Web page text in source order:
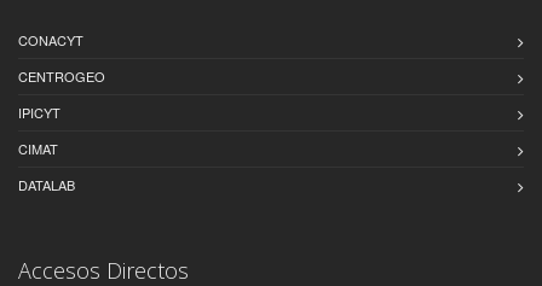
CONACYT
CENTROGEO
IPICYT
CIMAT
DATALAB
Accesos Directos